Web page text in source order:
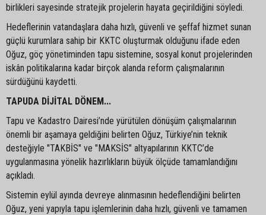
birlikleri sayesinde stratejik projelerin hayata geçirildiğini söyledi.
Hedeflerinin vatandaşlara daha hızlı, güvenli ve şeffaf hizmet sunan
güçlü kurumlara sahip bir KKTC oluşturmak olduğunu ifade eden
Oğuz, göç yönetiminden tapu sistemine, sosyal konut projelerinden
iskân politikalarına kadar birçok alanda reform çalışmalarının
sürdüğünü kaydetti.
TAPUDA DİJİTAL DÖNEM...
Tapu ve Kadastro Dairesi’nde yürütülen dönüşüm çalışmalarının
önemli bir aşamaya geldiğini belirten Oğuz, Türkiye’nin teknik
desteğiyle "TAKBİS" ve "MAKSİS" altyapılarının KKTC’de
uygulanmasına yönelik hazırlıkların büyük ölçüde tamamlandığını
açıkladı.
Sistemin eylül ayında devreye alınmasının hedeflendiğini belirten
Oğuz, yeni yapıyla tapu işlemlerinin daha hızlı, güvenli ve tamamen